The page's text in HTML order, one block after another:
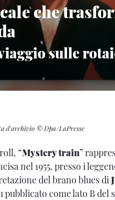
che
sulle
d'archivio © Dpa/LaPresse
“Mystery train”
nel 1955, presso i
del brano blues di
come lato B del